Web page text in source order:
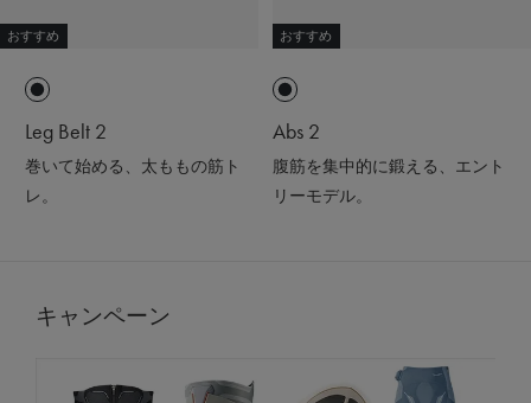
おすすめ
Leg Belt 2
巻いて始める、太ももの筋ト
レ。
おすすめ
Abs 2
腹筋を集中的に鍛える、エント
リーモデル。
キャンペーン